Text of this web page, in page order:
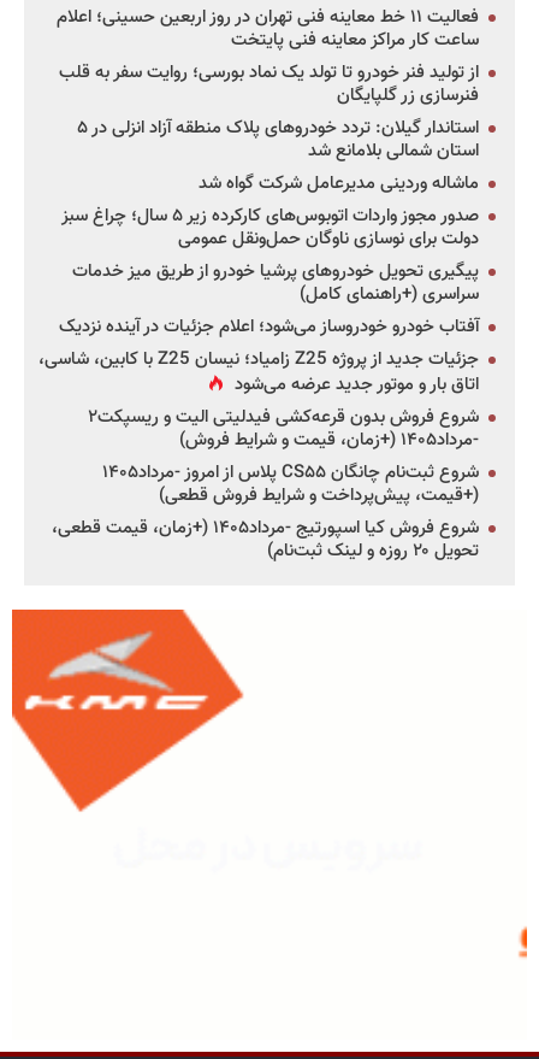
فعالیت ۱۱ خط معاینه فنی تهران در روز اربعین حسینی؛ اعلام
ساعت کار مراکز معاینه فنی پایتخت
از تولید فنر خودرو تا تولد یک نماد بورسی؛ روایت سفر به قلب
فنرسازی زر گلپایگان
استاندار گیلان: تردد خودروهای پلاک منطقه آزاد انزلی در ۵
استان شمالی بلامانع شد
ماشاله وردینی مدیرعامل شرکت گواه شد
صدور مجوز واردات اتوبوس‌های کارکرده زیر ۵ سال؛ چراغ سبز
دولت برای نوسازی ناوگان حمل‌ونقل عمومی
پیگیری تحویل خودروهای پرشیا خودرو از طریق میز خدمات
سراسری (+راهنمای کامل)
آفتاب خودرو خودروساز می‌شود؛ اعلام جزئیات در آینده نزدیک
جزئیات جدید از پروژه Z25 زامیاد؛ نیسان Z25 با کابین، شاسی،
اتاق بار و موتور جدید عرضه می‌شود
شروع فروش بدون قرعه‌کشی فیدلیتی الیت و ریسپکت۲
-مرداد۱۴۰۵ (+زمان، قیمت و شرایط فروش)
شروع ثبت‌نام چانگان CS۵۵ پلاس از امروز -مرداد۱۴۰۵
(+قیمت، پیش‌پرداخت و شرایط فروش قطعی)
شروع فروش کیا اسپورتیج -مرداد۱۴۰۵ (+زمان، قیمت قطعی،
تحویل ۲۰ روزه و لینک ثبت‌نام)